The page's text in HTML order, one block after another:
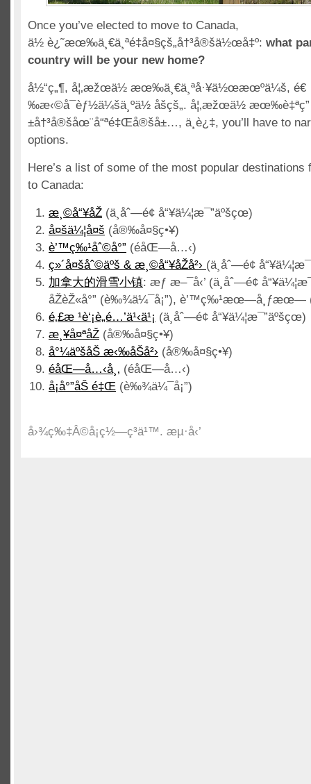
Once you’ve elected to move to Canada,
ä½ è¿˜æœ‰ä¸€ä¸ªé‡å¤§çš„å†³å®šä½œå‡º: what
country will be your new home?
å½“ç„¶, å¦‚æžœä½ æœ‰ä¸€ä¸ªå·¥ä½œæœºä¼š, é€
‰æ‹©å¯èƒ½ä¼šä¸ºä½ åšçš„. å¦‚æžœä½ æœ‰è‡ªç”
±å†³å®šåœ¨å“ªé‡Œå®šå±…, ä¸è¿‡, you’ll have to
options.
Here’s a list of some of the most popular destinations
to Canada:
æ¸©å“¥åŽ (ä¸åˆ—é¢ å“¥ä¼¦æ¯”äºšçœ)
å¤šä¼¦å¤š (å®‰å¤§ç•¥)
è’™ç‰¹åˆ©å°” (é­åŒ—å…‹)
ç»´å¤šåˆ©äºš & æ¸©å“¥åŽå²› (ä¸åˆ—é¢
加拿大的滑雪小镇: æƒ æ–¯å‹’ (ä¸åˆ—é¢
åŽèŽ«å°” (è‰¾ä¼¯å¡”), è’™ç‰¹æœ—å¸ƒæœ—
é‚£æ ¹è‘¡è„é…’ä¹‹ä¹¡ (ä¸åˆ—é¢ å“¥ä¼¦æ¯”äºšçœ)
æ¸¥å¤ªåŽ (å®‰å¤§ç•¥)
å°¼äºšåŠ æ‹‰åŠå²› (å®‰å¤§ç•¥)
é­åŒ—å…‹å¸‚ (é­åŒ—å…‹)
å¡å°”åŠ é‡Œ (è‰¾ä¼¯å¡”)
å›¾ç‰‡Â©å¡ç½—ç³ä¹™. æµ·å‹’